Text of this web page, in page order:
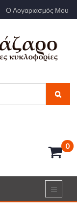
Ο Λογαριασμός Μου
0